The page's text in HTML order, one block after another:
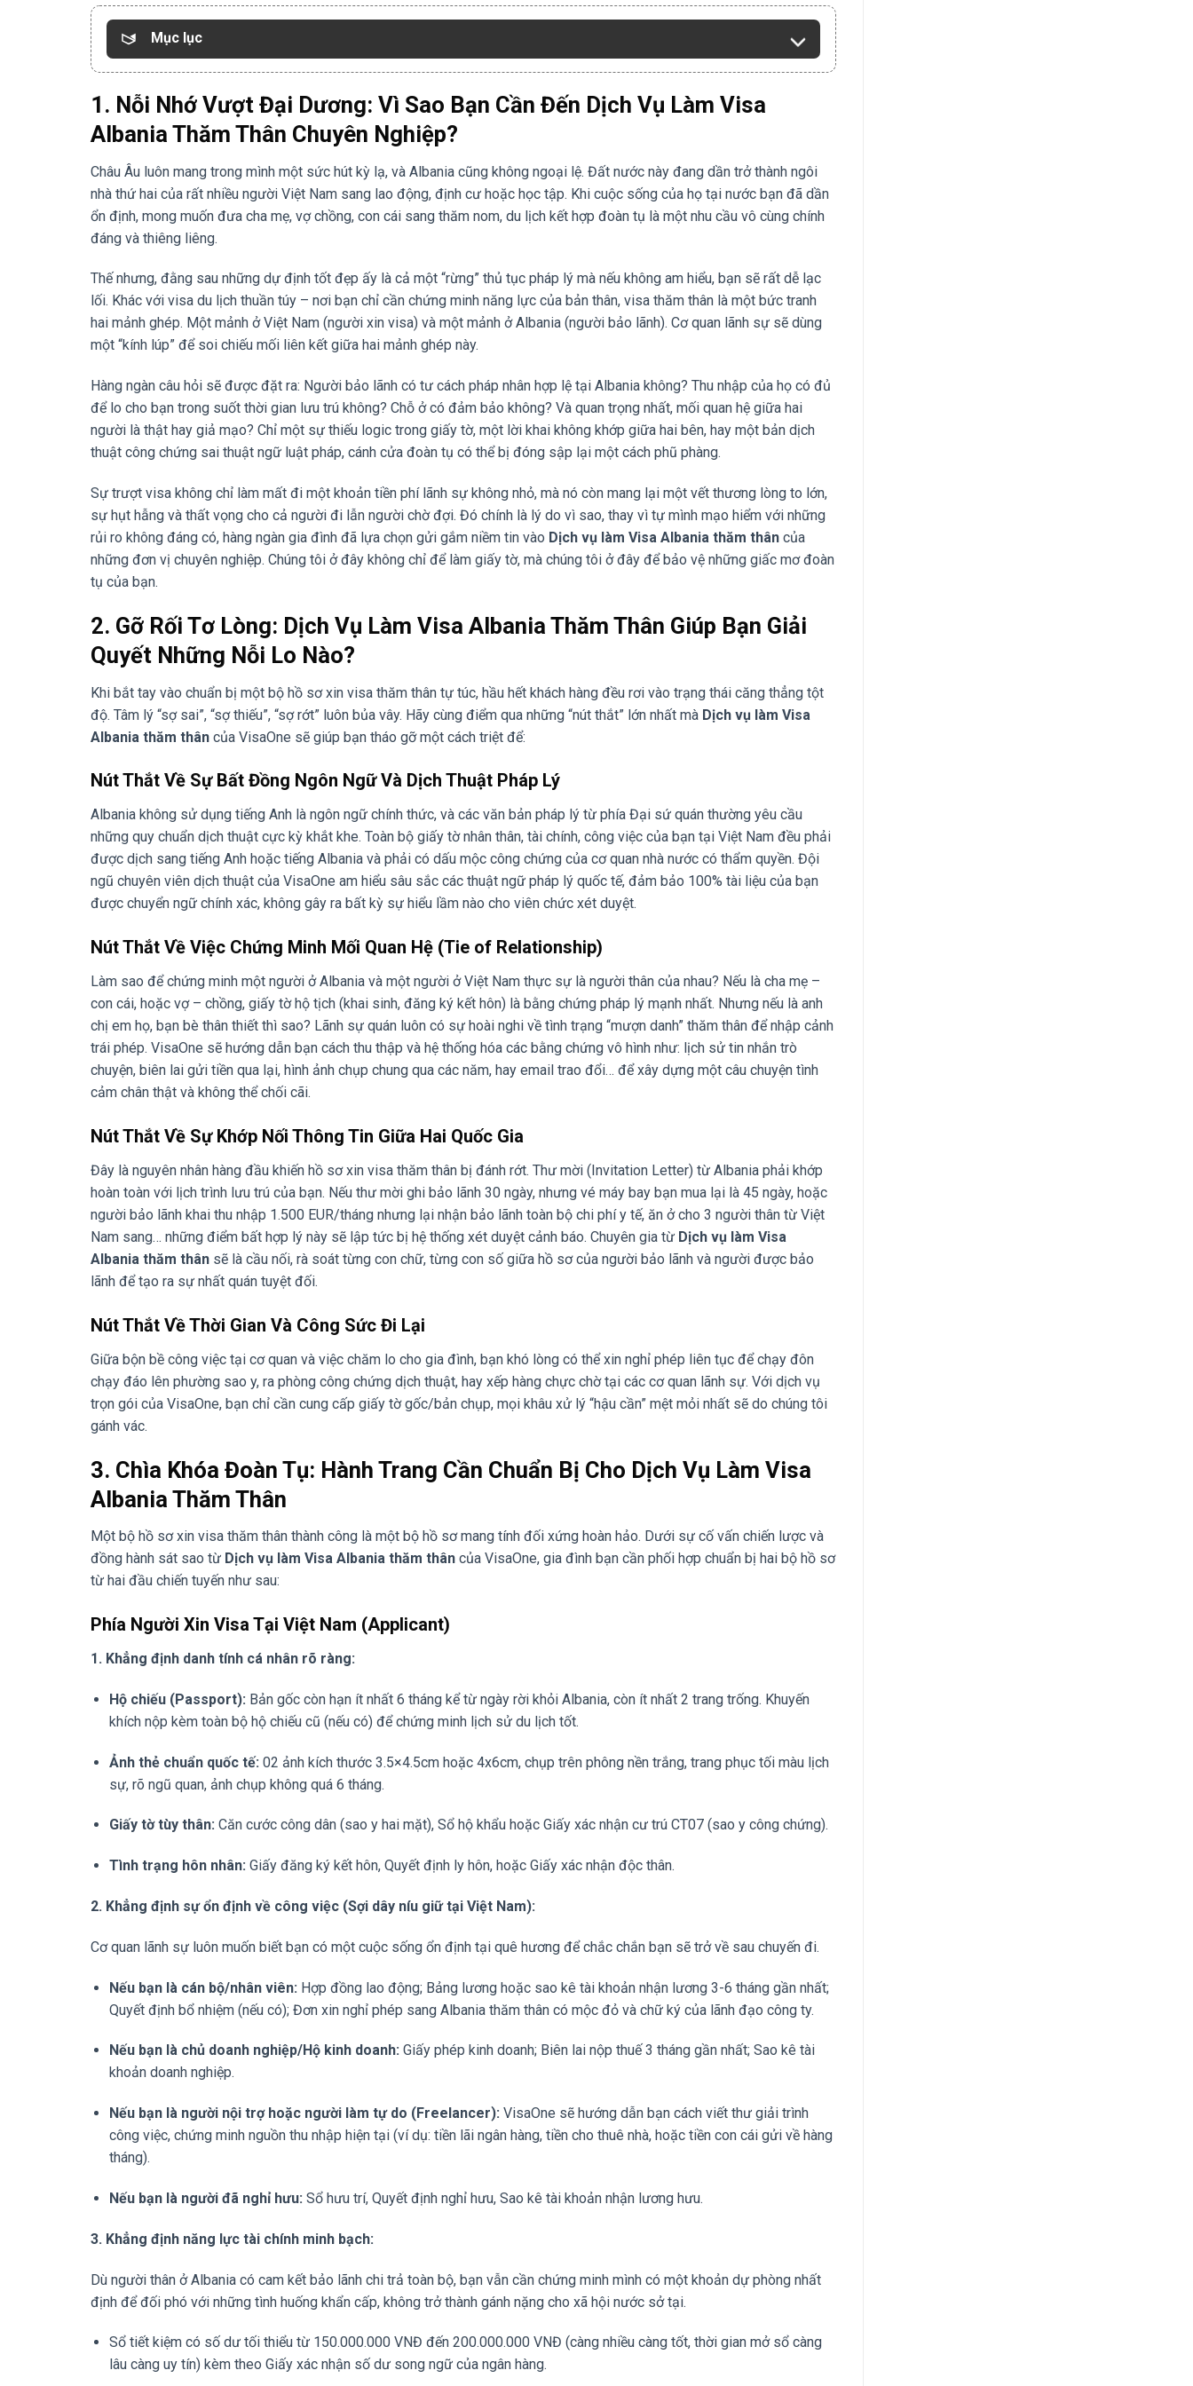
Mục lục
1. Nỗi Nhớ Vượt Đại Dương: Vì Sao Bạn Cần Đến Dịch Vụ Làm Visa
Albania Thăm Thân Chuyên Nghiệp?
Châu Âu luôn mang trong mình một sức hút kỳ lạ, và Albania cũng không ngoại lệ. Đất nước này đang dần trở thành ngôi
nhà thứ hai của rất nhiều người Việt Nam sang lao động, định cư hoặc học tập. Khi cuộc sống của họ tại nước bạn đã dần
ổn định, mong muốn đưa cha mẹ, vợ chồng, con cái sang thăm nom, du lịch kết hợp đoàn tụ là một nhu cầu vô cùng chính
đáng và thiêng liêng.
Thế nhưng, đằng sau những dự định tốt đẹp ấy là cả một “rừng” thủ tục pháp lý mà nếu không am hiểu, bạn sẽ rất dễ lạc
lối. Khác với visa du lịch thuần túy – nơi bạn chỉ cần chứng minh năng lực của bản thân, visa thăm thân là một bức tranh
hai mảnh ghép. Một mảnh ở Việt Nam (người xin visa) và một mảnh ở Albania (người bảo lãnh). Cơ quan lãnh sự sẽ dùng
một “kính lúp” để soi chiếu mối liên kết giữa hai mảnh ghép này.
Hàng ngàn câu hỏi sẽ được đặt ra: Người bảo lãnh có tư cách pháp nhân hợp lệ tại Albania không? Thu nhập của họ có đủ
để lo cho bạn trong suốt thời gian lưu trú không? Chỗ ở có đảm bảo không? Và quan trọng nhất, mối quan hệ giữa hai
người là thật hay giả mạo? Chỉ một sự thiếu logic trong giấy tờ, một lời khai không khớp giữa hai bên, hay một bản dịch
thuật công chứng sai thuật ngữ luật pháp, cánh cửa đoàn tụ có thể bị đóng sập lại một cách phũ phàng.
Sự trượt visa không chỉ làm mất đi một khoản tiền phí lãnh sự không nhỏ, mà nó còn mang lại một vết thương lòng to lớn,
sự hụt hẫng và thất vọng cho cả người đi lẫn người chờ đợi. Đó chính là lý do vì sao, thay vì tự mình mạo hiểm với những
rủi ro không đáng có, hàng ngàn gia đình đã lựa chọn gửi gắm niềm tin vào Dịch vụ làm Visa Albania thăm thân của
những đơn vị chuyên nghiệp. Chúng tôi ở đây không chỉ để làm giấy tờ, mà chúng tôi ở đây để bảo vệ những giấc mơ đoàn
tụ của bạn.
2. Gỡ Rối Tơ Lòng: Dịch Vụ Làm Visa Albania Thăm Thân Giúp Bạn Giải
Quyết Những Nỗi Lo Nào?
Khi bắt tay vào chuẩn bị một bộ hồ sơ xin visa thăm thân tự túc, hầu hết khách hàng đều rơi vào trạng thái căng thẳng tột
độ. Tâm lý “sợ sai”, “sợ thiếu”, “sợ rớt” luôn bủa vây. Hãy cùng điểm qua những “nút thắt” lớn nhất mà Dịch vụ làm Visa
Albania thăm thân của VisaOne sẽ giúp bạn tháo gỡ một cách triệt để:
Nút Thắt Về Sự Bất Đồng Ngôn Ngữ Và Dịch Thuật Pháp Lý
Albania không sử dụng tiếng Anh là ngôn ngữ chính thức, và các văn bản pháp lý từ phía Đại sứ quán thường yêu cầu
những quy chuẩn dịch thuật cực kỳ khắt khe. Toàn bộ giấy tờ nhân thân, tài chính, công việc của bạn tại Việt Nam đều phải
được dịch sang tiếng Anh hoặc tiếng Albania và phải có dấu mộc công chứng của cơ quan nhà nước có thẩm quyền. Đội
ngũ chuyên viên dịch thuật của VisaOne am hiểu sâu sắc các thuật ngữ pháp lý quốc tế, đảm bảo 100% tài liệu của bạn
được chuyển ngữ chính xác, không gây ra bất kỳ sự hiểu lầm nào cho viên chức xét duyệt.
Nút Thắt Về Việc Chứng Minh Mối Quan Hệ (Tie of Relationship)
Làm sao để chứng minh một người ở Albania và một người ở Việt Nam thực sự là người thân của nhau? Nếu là cha mẹ –
con cái, hoặc vợ – chồng, giấy tờ hộ tịch (khai sinh, đăng ký kết hôn) là bằng chứng pháp lý mạnh nhất. Nhưng nếu là anh
chị em họ, bạn bè thân thiết thì sao? Lãnh sự quán luôn có sự hoài nghi về tình trạng “mượn danh” thăm thân để nhập cảnh
trái phép. VisaOne sẽ hướng dẫn bạn cách thu thập và hệ thống hóa các bằng chứng vô hình như: lịch sử tin nhắn trò
chuyện, biên lai gửi tiền qua lại, hình ảnh chụp chung qua các năm, hay email trao đổi… để xây dựng một câu chuyện tình
cảm chân thật và không thể chối cãi.
Nút Thắt Về Sự Khớp Nối Thông Tin Giữa Hai Quốc Gia
Đây là nguyên nhân hàng đầu khiến hồ sơ xin visa thăm thân bị đánh rớt. Thư mời (Invitation Letter) từ Albania phải khớp
hoàn toàn với lịch trình lưu trú của bạn. Nếu thư mời ghi bảo lãnh 30 ngày, nhưng vé máy bay bạn mua lại là 45 ngày, hoặc
người bảo lãnh khai thu nhập 1.500 EUR/tháng nhưng lại nhận bảo lãnh toàn bộ chi phí y tế, ăn ở cho 3 người thân từ Việt
Nam sang… những điểm bất hợp lý này sẽ lập tức bị hệ thống xét duyệt cảnh báo. Chuyên gia từ Dịch vụ làm Visa
Albania thăm thân sẽ là cầu nối, rà soát từng con chữ, từng con số giữa hồ sơ của người bảo lãnh và người được bảo
lãnh để tạo ra sự nhất quán tuyệt đối.
Nút Thắt Về Thời Gian Và Công Sức Đi Lại
Giữa bộn bề công việc tại cơ quan và việc chăm lo cho gia đình, bạn khó lòng có thể xin nghỉ phép liên tục để chạy đôn
chạy đáo lên phường sao y, ra phòng công chứng dịch thuật, hay xếp hàng chực chờ tại các cơ quan lãnh sự. Với dịch vụ
trọn gói của VisaOne, bạn chỉ cần cung cấp giấy tờ gốc/bản chụp, mọi khâu xử lý “hậu cần” mệt mỏi nhất sẽ do chúng tôi
gánh vác.
3. Chìa Khóa Đoàn Tụ: Hành Trang Cần Chuẩn Bị Cho Dịch Vụ Làm Visa
Albania Thăm Thân
Một bộ hồ sơ xin visa thăm thân thành công là một bộ hồ sơ mang tính đối xứng hoàn hảo. Dưới sự cố vấn chiến lược và
đồng hành sát sao từ Dịch vụ làm Visa Albania thăm thân của VisaOne, gia đình bạn cần phối hợp chuẩn bị hai bộ hồ sơ
từ hai đầu chiến tuyến như sau:
Phía Người Xin Visa Tại Việt Nam (Applicant)
1. Khẳng định danh tính cá nhân rõ ràng:
Hộ chiếu (Passport): Bản gốc còn hạn ít nhất 6 tháng kể từ ngày rời khỏi Albania, còn ít nhất 2 trang trống. Khuyến
khích nộp kèm toàn bộ hộ chiếu cũ (nếu có) để chứng minh lịch sử du lịch tốt.
Ảnh thẻ chuẩn quốc tế: 02 ảnh kích thước 3.5×4.5cm hoặc 4x6cm, chụp trên phông nền trắng, trang phục tối màu lịch
sự, rõ ngũ quan, ảnh chụp không quá 6 tháng.
Giấy tờ tùy thân: Căn cước công dân (sao y hai mặt), Sổ hộ khẩu hoặc Giấy xác nhận cư trú CT07 (sao y công chứng).
Tình trạng hôn nhân: Giấy đăng ký kết hôn, Quyết định ly hôn, hoặc Giấy xác nhận độc thân.
2. Khẳng định sự ổn định về công việc (Sợi dây níu giữ tại Việt Nam):
Cơ quan lãnh sự luôn muốn biết bạn có một cuộc sống ổn định tại quê hương để chắc chắn bạn sẽ trở về sau chuyến đi.
Nếu bạn là cán bộ/nhân viên: Hợp đồng lao động; Bảng lương hoặc sao kê tài khoản nhận lương 3-6 tháng gần nhất;
Quyết định bổ nhiệm (nếu có); Đơn xin nghỉ phép sang Albania thăm thân có mộc đỏ và chữ ký của lãnh đạo công ty.
Nếu bạn là chủ doanh nghiệp/Hộ kinh doanh: Giấy phép kinh doanh; Biên lai nộp thuế 3 tháng gần nhất; Sao kê tài
khoản doanh nghiệp.
Nếu bạn là người nội trợ hoặc người làm tự do (Freelancer): VisaOne sẽ hướng dẫn bạn cách viết thư giải trình
công việc, chứng minh nguồn thu nhập hiện tại (ví dụ: tiền lãi ngân hàng, tiền cho thuê nhà, hoặc tiền con cái gửi về hàng
tháng).
Nếu bạn là người đã nghỉ hưu: Sổ hưu trí, Quyết định nghỉ hưu, Sao kê tài khoản nhận lương hưu.
3. Khẳng định năng lực tài chính minh bạch:
Dù người thân ở Albania có cam kết bảo lãnh chi trả toàn bộ, bạn vẫn cần chứng minh mình có một khoản dự phòng nhất
định để đối phó với những tình huống khẩn cấp, không trở thành gánh nặng cho xã hội nước sở tại.
Sổ tiết kiệm có số dư tối thiểu từ 150.000.000 VNĐ đến 200.000.000 VNĐ (càng nhiều càng tốt, thời gian mở sổ càng
lâu càng uy tín) kèm theo Giấy xác nhận số dư song ngữ của ngân hàng.